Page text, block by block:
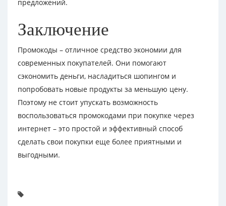
предложений.
Заключение
Промокоды – отличное средство экономии для
современных покупателей. Они помогают
сэкономить деньги, насладиться шопингом и
попробовать новые продукты за меньшую цену.
Поэтому не стоит упускать возможность
воспользоваться промокодами при покупке через
интернет – это простой и эффективный способ
сделать свои покупки еще более приятными и
выгодными.